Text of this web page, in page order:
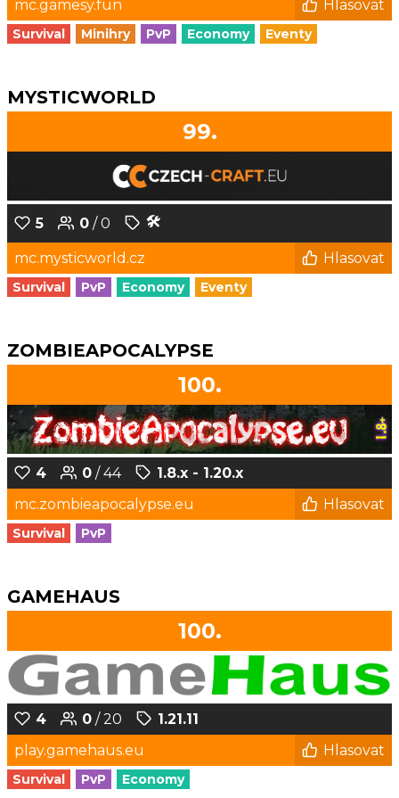
mc.gamesy.fun Hlasovat
Survival Minihry PvP Economy Eventy
MYSTICWORLD
99.
5 0 / 0 🛠️
mc.mysticworld.cz Hlasovat
Survival PvP Economy Eventy
ZOMBIEAPOCALYPSE
100.
4 0 / 44
1.8.x - 1.20.x
mc.zombieapocalypse.eu
Hlasovat
Survival PvP
GAMEHAUS
100.
4 0 / 20
1.21.11
play.gamehaus.eu
Hlasovat
Survival PvP Economy